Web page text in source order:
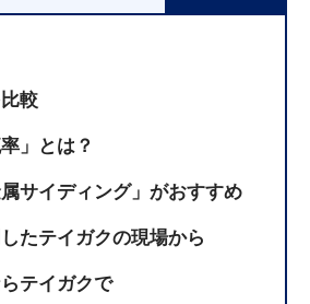
較
」とは？
サイディング」がおすすめ
たテイガクの現場から
テイガクで